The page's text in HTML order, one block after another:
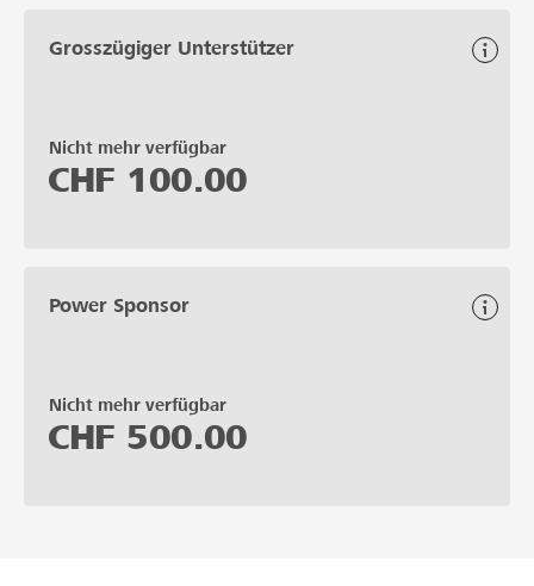
Grosszügiger Unterstützer
Nicht mehr verfügbar
CHF 100.00
Power Sponsor
Nicht mehr verfügbar
CHF 500.00